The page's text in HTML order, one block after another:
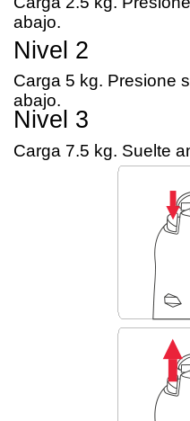
abajo.
Nivel 2
Carga 5 kg. Presione
abajo.
Nivel 3
Carga 7.5 kg. Suelte